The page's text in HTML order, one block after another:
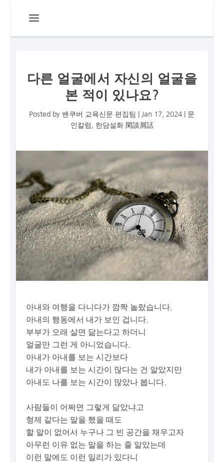
다른 얼굴에서 자신의 얼굴을
본 적이 있나요?
Posted by 밴쿠버 교육신문 편집팀 Jan 17, 2024
문
인칼럼
한담설화 閑談屑話
아내와 여행을 다니다가 깜짝 놀랐습니다.
아내의 행동에서 내가 보인 겁니다.
부부가 오래 살면 닮는다고 하더니
얼굴만 그런 게 아니었습니다.
아내가 아내를 보는 시간보다
내가 아내를 보는 시간이 많다는 건 알았지만
아내도 나를 보는 시간이 많았나 봅니다.
사람들이 어쩌면 그렇게 닮았냐고
형제 같다는 말을 했을 때도
할 말이 없어서 누구나 그 빈 공간을 채우고자
아무런 이유 없는 말을 하는 줄 알았는데
이런 말에도 이런 일리가 있다니